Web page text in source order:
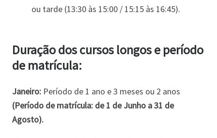
ou tarde (13:30 às 15:00 / 15:15 às 16:45).
Duração dos cursos longos e período
de matrícula:
Janeiro: Período de 1 ano e 3 meses ou 2 anos
(Período de matrícula: de 1 de Junho a 31 de
Agosto).